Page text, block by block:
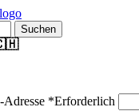
Suchen
*Erforderlich